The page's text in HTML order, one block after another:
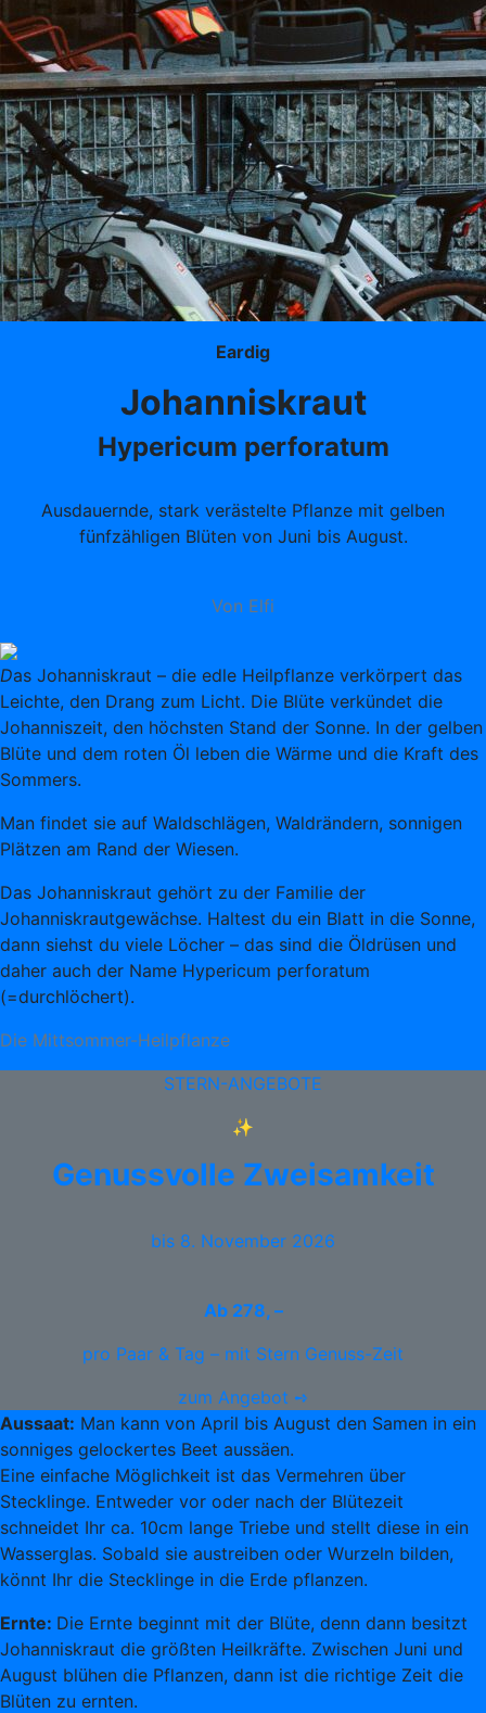
Eardig
Johanniskraut
Hypericum perforatum
Ausdauernde, stark verästelte Pflanze mit gelben
fünfzähligen Blüten von Juni bis August.
Von Elfi
Das Johanniskraut – die edle Heilpflanze verkörpert das
Leichte, den Drang zum Licht. Die Blüte verkündet die
Johanniszeit, den höchsten Stand der Sonne. In der gelben
Blüte und dem roten Öl leben die Wärme und die Kraft des
Sommers.
Man findet sie auf Waldschlägen, Waldrändern, sonnigen
Plätzen am Rand der Wiesen.
Das Johanniskraut gehört zu der Familie der
Johanniskrautgewächse. Haltest du ein Blatt in die Sonne,
dann siehst du viele Löcher – das sind die Öldrüsen und
daher auch der Name Hypericum perforatum
(=durchlöchert).
Die Mittsommer-Heilpflanze
STERN-ANGEBOTE
✨
Genussvolle Zweisamkeit
bis 8. November 2026
Ab 278, –
pro Paar & Tag – mit Stern Genuss-Zeit
zum Angebot ➺
Aussaat: Man kann von April bis August den Samen in ein
sonniges gelockertes Beet aussäen.
Eine einfache Möglichkeit ist das Vermehren über
Stecklinge. Entweder vor oder nach der Blütezeit
schneidet Ihr ca. 10cm lange Triebe und stellt diese in ein
Wasserglas. Sobald sie austreiben oder Wurzeln bilden,
könnt Ihr die Stecklinge in die Erde pflanzen.
Ernte: Die Ernte beginnt mit der Blüte, denn dann besitzt
Johanniskraut die größten Heilkräfte. Zwischen Juni und
August blühen die Pflanzen, dann ist die richtige Zeit die
Blüten zu ernten.